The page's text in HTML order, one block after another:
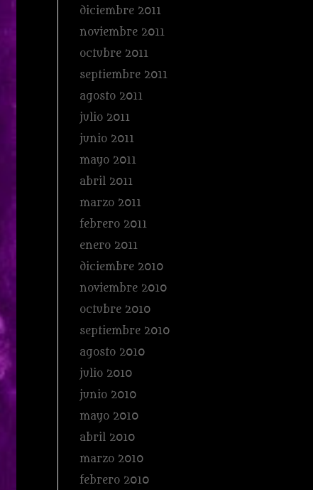
diciembre 2011
noviembre 2011
octubre 2011
septiembre 2011
agosto 2011
julio 2011
junio 2011
mayo 2011
abril 2011
marzo 2011
febrero 2011
enero 2011
diciembre 2010
noviembre 2010
octubre 2010
septiembre 2010
agosto 2010
julio 2010
junio 2010
mayo 2010
abril 2010
marzo 2010
febrero 2010